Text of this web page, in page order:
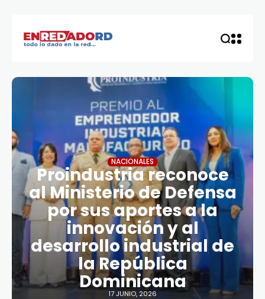
NACIONALES
Proindustria reconoce
al Ministerio de Defensa
por sus aportes a la
innovación y al
desarrollo industrial de
la República
Dominicana
17 JUNIO, 2026